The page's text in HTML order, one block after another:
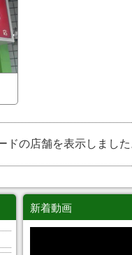
ドの店舗を表示しまし
新着動画